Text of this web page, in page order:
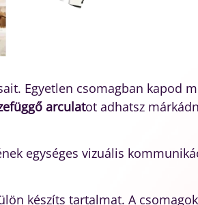
Egyetlen csomagban kapod
arculatot adhatsz
egységes vizuális
készíts tartalmat. A